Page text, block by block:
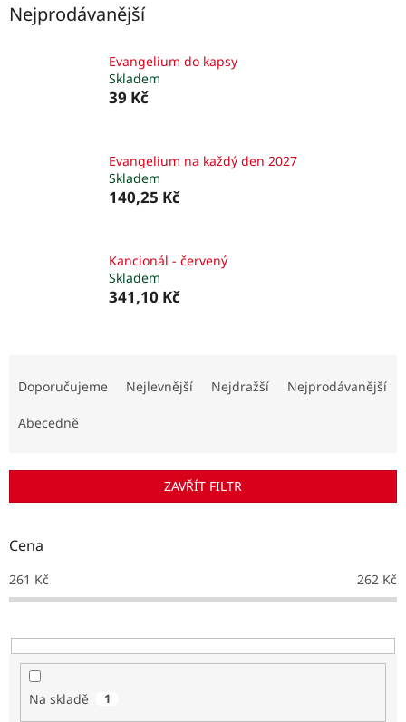
Nejprodávanější
Evangelium do kapsy
Skladem
39 Kč
Evangelium na každý den 2027
Skladem
140,25 Kč
Kancionál - červený
Skladem
341,10 Kč
r
d
k
t
Doporučujeme Nejlevnější Nejdražší Nejprodávanější
Abecedně
ZAVŘÍT FILTR
Cena
261 Kč 262 Kč
Na skladě 1